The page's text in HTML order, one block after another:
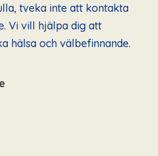
tveka inte att kontakta
Vi vill hjälpa dig att
hälsa och välbefinnande.